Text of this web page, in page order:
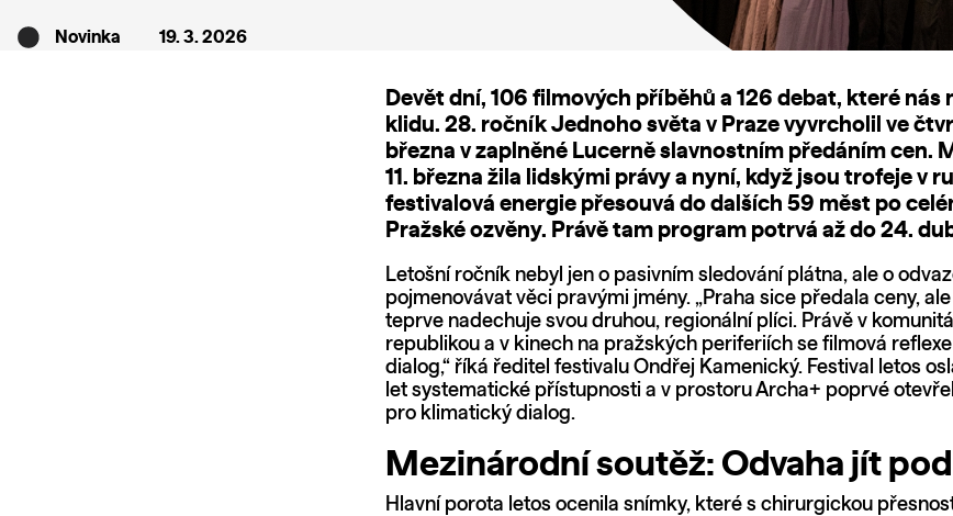
Novinka 19. 3. 2026
Devět dní, 106 filmových příběhů a 126 debat, které nás
klidu. 28. ročník Jednoho světa v Praze vyvrcholil ve
března v zaplněné Lucerně slavnostním předáním cen.
11. března žila lidskými právy a nyní, když jsou trofeje v
festivalová energie přesouvá do dalších 59 měst po
Pražské ozvěny. Právě tam program potrvá až do 24.
Letošní ročník nebyl jen o pasivním sledování plátna, ale o
pojmenovávat věci pravými jmény. „Praha sice předala ceny,
teprve nadechuje svou druhou, regionální plíci. Právě v
republikou a v kinech na pražských periferiích se filmová
dialog,“ říká ředitel festivalu Ondřej Kamenický. Festival letos
let systematické přístupnosti a v prostoru Archa+ poprvé
pro klimatický dialog.
Mezinárodní soutěž: Odvaha jít
Hlavní porota letos ocenila snímky, které s chirurgickou